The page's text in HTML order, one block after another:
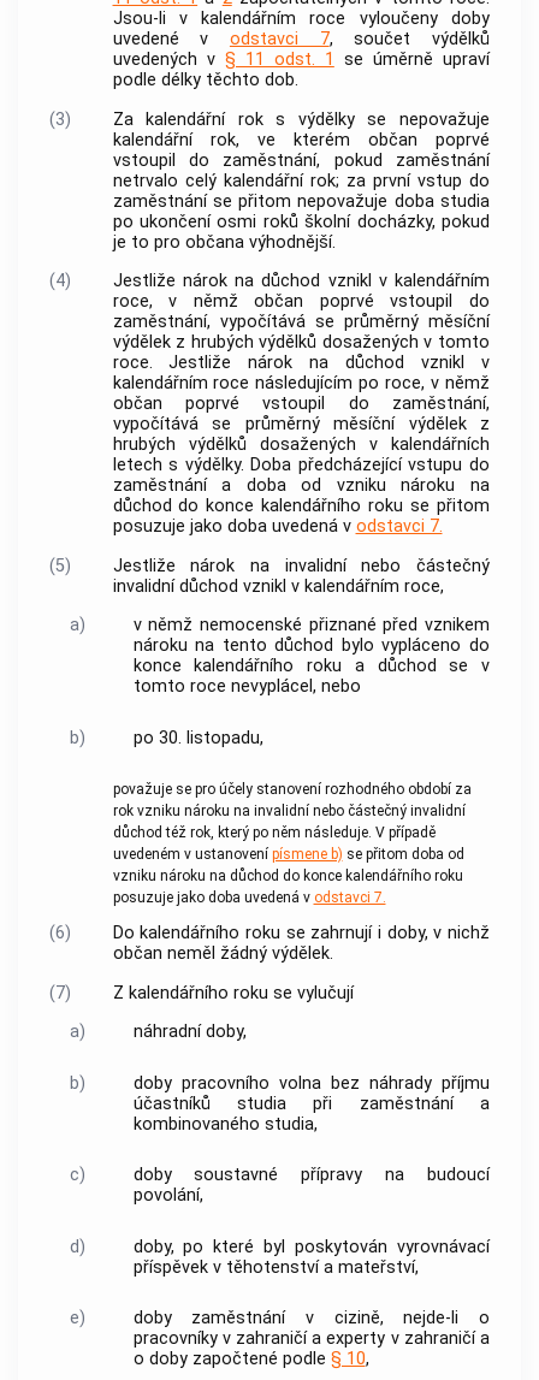
Jsou-li v kalendářním roce vyloučeny doby
uvedené v odstavci 7, součet výdělků
uvedených v § 11 odst. 1
se úměrně upraví
podle délky těchto dob.
(3)
Za kalendářní rok s výdělky se nepovažuje
kalendářní rok, ve kterém občan poprvé
vstoupil do zaměstnání, pokud zaměstnání
netrvalo celý kalendářní rok; za první vstup do
zaměstnání se přitom nepovažuje doba studia
po ukončení osmi roků školní docházky, pokud
je to pro občana výhodnější.
(4)
Jestliže nárok na důchod vznikl v kalendářním
roce, v němž občan poprvé vstoupil do
zaměstnání, vypočítává se průměrný měsíční
výdělek z hrubých výdělků dosažených v tomto
roce. Jestliže nárok na důchod vznikl v
kalendářním roce následujícím po roce, v němž
občan poprvé vstoupil do zaměstnání,
vypočítává se průměrný měsíční výdělek z
hrubých výdělků dosažených v kalendářních
letech s výdělky. Doba předcházející vstupu do
zaměstnánía doba od vzniku nároku na
důchod do konce kalendářního roku se přitom
posuzuje jako doba uvedená v odstavci 7.
(5)
Jestliže nárok na invalidní nebo částečný
invalidní důchod vznikl v kalendářním roce,
a)
v němž nemocenské přiznané před vznikem
nároku na tento důchod bylo vypláceno do
konce kalendářního roku a důchod se v
tomto roce nevyplácel, nebo
b) po 30. listopadu,
považuje se pro účely stanovení rozhodného obdobíza
rok vzniku nároku na invalidní nebo částečný invalidní
důchod též rok, který po něm následuje. V případě
uvedeném v ustanovení písmene b) se přitom doba od
vzniku nároku na důchod do konce kalendářního roku
posuzuje jako doba uvedená v odstavci 7.
(6)
Do kalendářního roku se zahrnují i doby, v nichž
občan neměl žádný výdělek.
(7)
Z kalendářního roku se vylučují
a)
náhradní doby,
b)
doby pracovního volna bez náhrady příjmu
účastníků studia při zaměstnánía
kombinovaného studia,
c)
doby soustavné přípravy na budoucí
povolání,
d)
doby, po které byl poskytován vyrovnávací
příspěvek v těhotenství a mateřství,
e)
doby zaměstnání v cizině, nejde-li o
pracovníky v zahraničí a experty v zahraničí a
o doby započtené podle § 10,